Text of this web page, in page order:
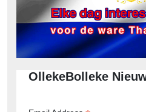
OllekeBolleke